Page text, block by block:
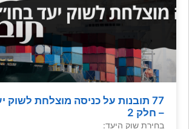
77 תובנות על כניסה מוצלחת לשוק
– חלק 2
בחירת שוק היעד: